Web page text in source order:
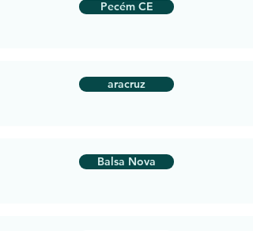
Pecém CE
aracruz
Balsa Nova